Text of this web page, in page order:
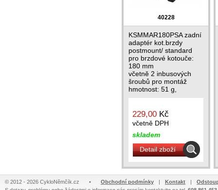
40228
KSMMAR180PSA zadní
adaptér kot.brzdy
postmount/ standard
pro brzdové kotouče:
180 mm
včetně 2 inbusových
šroubů pro montáž
hmotnost: 51 g,
229,00 Kč
včetně DPH
skladem
Detail zboží
© 2012 - 2026 CykloNěmčík.cz • Obchodní podmínky | Kontakt |